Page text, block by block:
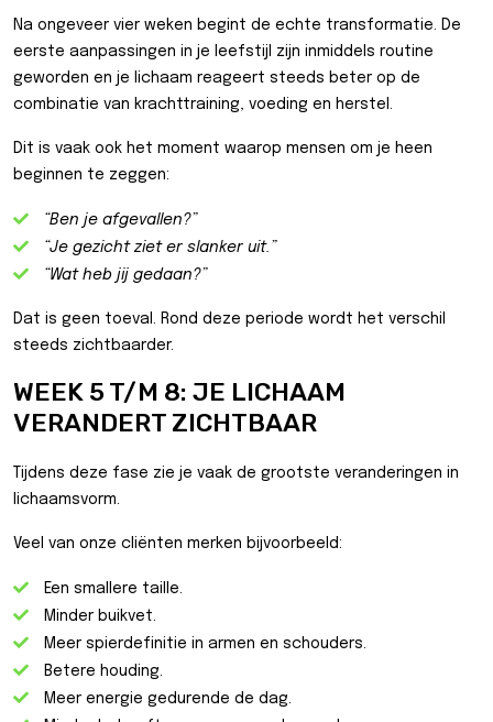
Na ongeveer vier weken begint de echte transformatie. De
eerste aanpassingen in je leefstijl zijn inmiddels routine
geworden en je lichaam reageert steeds beter op de
combinatie van krachttraining, voeding en herstel.
Dit is vaak ook het moment waarop mensen om je heen
beginnen te zeggen:
“Ben je afgevallen?”
“Je gezicht ziet er slanker uit.”
“Wat heb jij gedaan?”
Dat is geen toeval. Rond deze periode wordt het verschil
steeds zichtbaarder.
WEEK 5 T/M 8: JE LICHAAM
VERANDERT ZICHTBAAR
Tijdens deze fase zie je vaak de grootste veranderingen in
lichaamsvorm.
Veel van onze cliënten merken bijvoorbeeld:
Een smallere taille.
Minder buikvet.
Meer spierdefinitie in armen en schouders.
Betere houding.
Meer energie gedurende de dag.